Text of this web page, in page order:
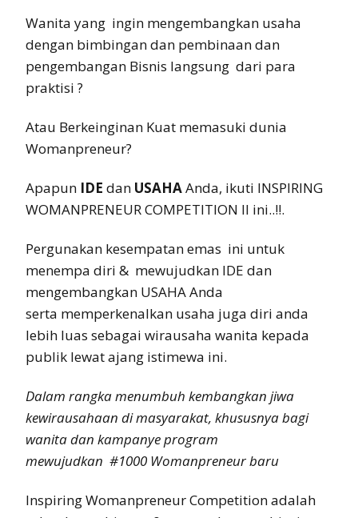
Wanita yang ingin mengembangkan usaha
dengan bimbingan dan pembinaan dan
pengembangan Bisnis langsung dari para
praktisi ?
Atau Berkeinginan Kuat memasuki dunia
Womanpreneur?
Apapun IDE dan USAHAAnda, ikuti INSPIRING
WOMANPRENEUR COMPETITION II ini..!!.
Pergunakan kesempatan emas ini untuk
menempa diri & mewujudkan IDE dan
mengembangkan USAHA Anda
serta memperkenalkan usaha juga diri anda
lebih luas sebagai wirausaha wanita kepada
publik lewat ajang istimewa ini.
Dalam rangka menumbuh kembangkan jiwa
kewirausahaan di masyarakat, khususnya bagi
wanita dan kampanye program
mewujudkan #1000 Womanpreneur baru
Inspiring Womanpreneur Competition adalah